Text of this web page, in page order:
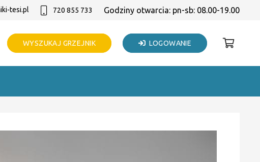
tesi.pl 720 855 733 Godziny otwarcia: pn-sb: 08.00-19.00
WYSZUKAJ GRZEJNIK LOGOWANIE